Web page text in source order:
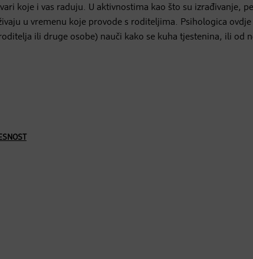
koje i vas raduju. U aktivnostima kao što su izrađivanje,
u vremenu koje provode s roditeljima. Psihologica ovdje
ili druge osobe) nauči kako se kuha tjestenina, ili od